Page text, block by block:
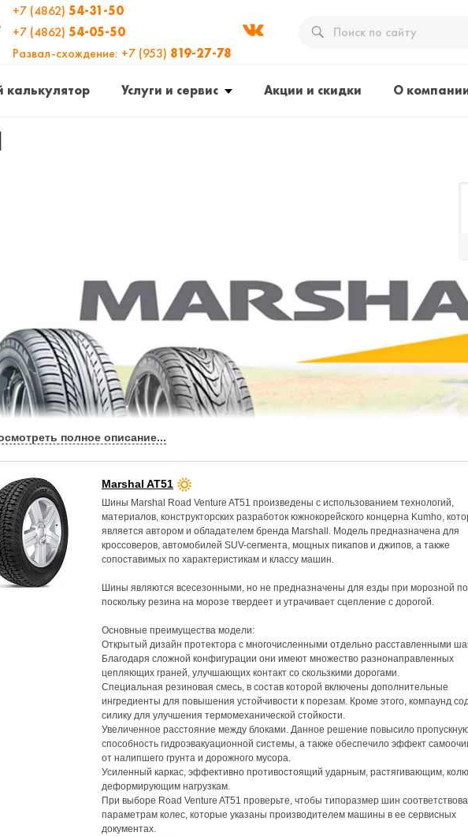
,
+7 (4862) 54-31-50
+7 (4862) 54-05-50
Развал-схождение: +7 (953) 819-27-78
Услуги и сервис Акции и скидки О
Marshal AT51
Шины Marshal Road Venture AT51 произведены с использованием технологий,
материалов, конструкторских разработок южнокорейского концерна Kumho,
является автором и обладателем бренда Marshall. Модель предназначена для
кроссоверов, автомобилей SUV-сегмента, мощных пикапов и джипов, а также
сопоставимых по характеристикам и классу машин.
Шины являются всесезонными, но не предназначены для езды при морозной
поскольку резина на морозе твердеет и утрачивает сцепление с дорогой.
Основные преимущества модели:
Открытый дизайн протектора с многочисленными отдельно расставленными
Благодаря сложной конфигурации они имеют множество разнонаправленных
цепляющих граней, улучшающих контакт со скользкими дорогами.
Специальная резиновая смесь, в состав которой включены дополнительные
ингредиенты для повышения устойчивости к порезам. Кроме этого, компаунд
силику для улучшения термомеханической стойкости.
Увеличенное расстояние между блоками. Данное решение повысило
способность гидроэвакуационной системы, а также обеспечило эффект
от налипшего грунта и дорожного мусора.
Усиленный каркас, эффективно противостоящий ударным, растягивающим,
деформирующим нагрузкам.
При выборе Road Venture AT51 проверьте, чтобы типоразмер шин
параметрам колес, которые указаны производителем машины в ее сервисных
документах.